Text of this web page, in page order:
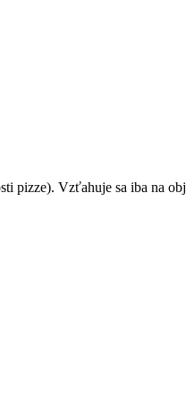
pizze). Vzťahuje sa iba na